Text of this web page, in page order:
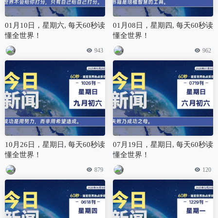
01月10日，星期六, 每天60秒读
懂全世界！
943
01月08日，星期四, 每天60秒读
懂全世界！
962
10月26日，星期日, 每天60秒读
懂全世界！
879
07月19日，星期日, 每天60秒读
懂全世界！
120